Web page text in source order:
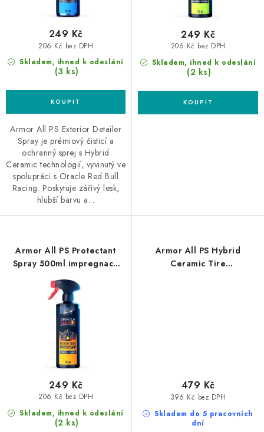
Skladem, ihned k odeslání
(3 ks)
206 Kč bez DPH
249 Kč
Armor All PS Exterior Detailer
Spray je prémiový čisticí a
ochranný sprej s Hybrid
Ceramic technologií, vyvinutý ve
spolupráci s Oracle Red Bull
Racing. Poskytuje zářivý lesk,
hlubší barvu a...
Skladem, ihned k odeslání
(2 ks)
206 Kč bez DPH
249 Kč
Armor All PS Protectant
Spray 500ml impregnace
plastů
Skladem, ihned k odeslání
(2 ks)
206 Kč bez DPH
249 Kč
Armor All PS Hybrid
Ceramic Tire
Skladem do 5 pracovních
dní
396 Kč bez DPH
479 Kč